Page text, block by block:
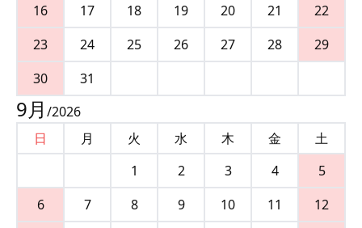
16
17 18 19 20 21
22
23
24 25 26 27 28
29
30
31
9月 /2026
日
月 火 水 木 金
土
1
2 3 4
5
6
7 8 9 10 11
12